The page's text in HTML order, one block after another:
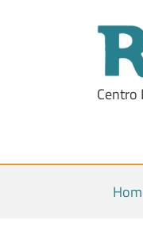
Centro